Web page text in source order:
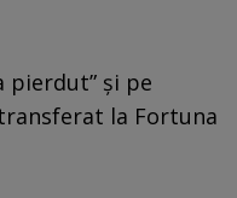
pierdut” și pe
la Fortuna